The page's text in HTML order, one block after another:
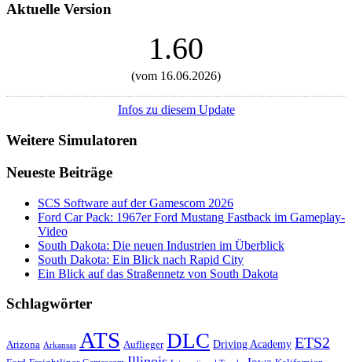
Aktuelle Version
1.60
(vom 16.06.2026)
Infos zu diesem Update
Weitere Simulatoren
Neueste Beiträge
SCS Software auf der Gamescom 2026
Ford Car Pack: 1967er Ford Mustang Fastback im Gameplay-
Video
South Dakota: Die neuen Industrien im Überblick
South Dakota: Ein Blick nach Rapid City
Ein Blick auf das Straßennetz von South Dakota
Schlagwörter
Arizona Arkansas ATS Auflieger DLC Driving Academy ETS2